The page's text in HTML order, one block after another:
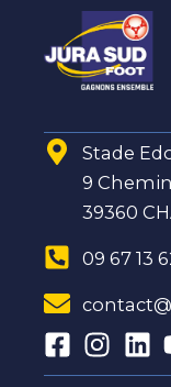
Stade
9
39360
09 67 13